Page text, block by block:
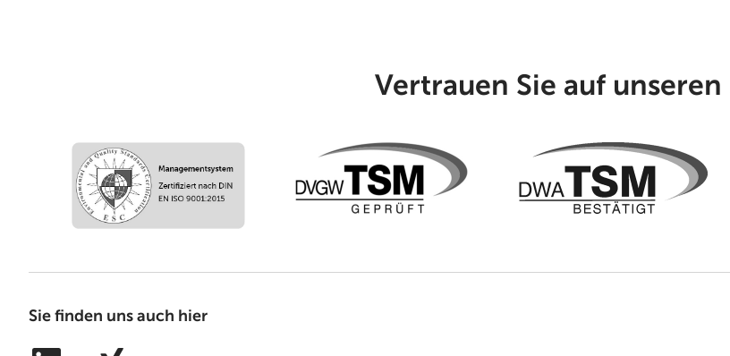
Vertrauen Sie auf unseren
Sie finden uns auch hier